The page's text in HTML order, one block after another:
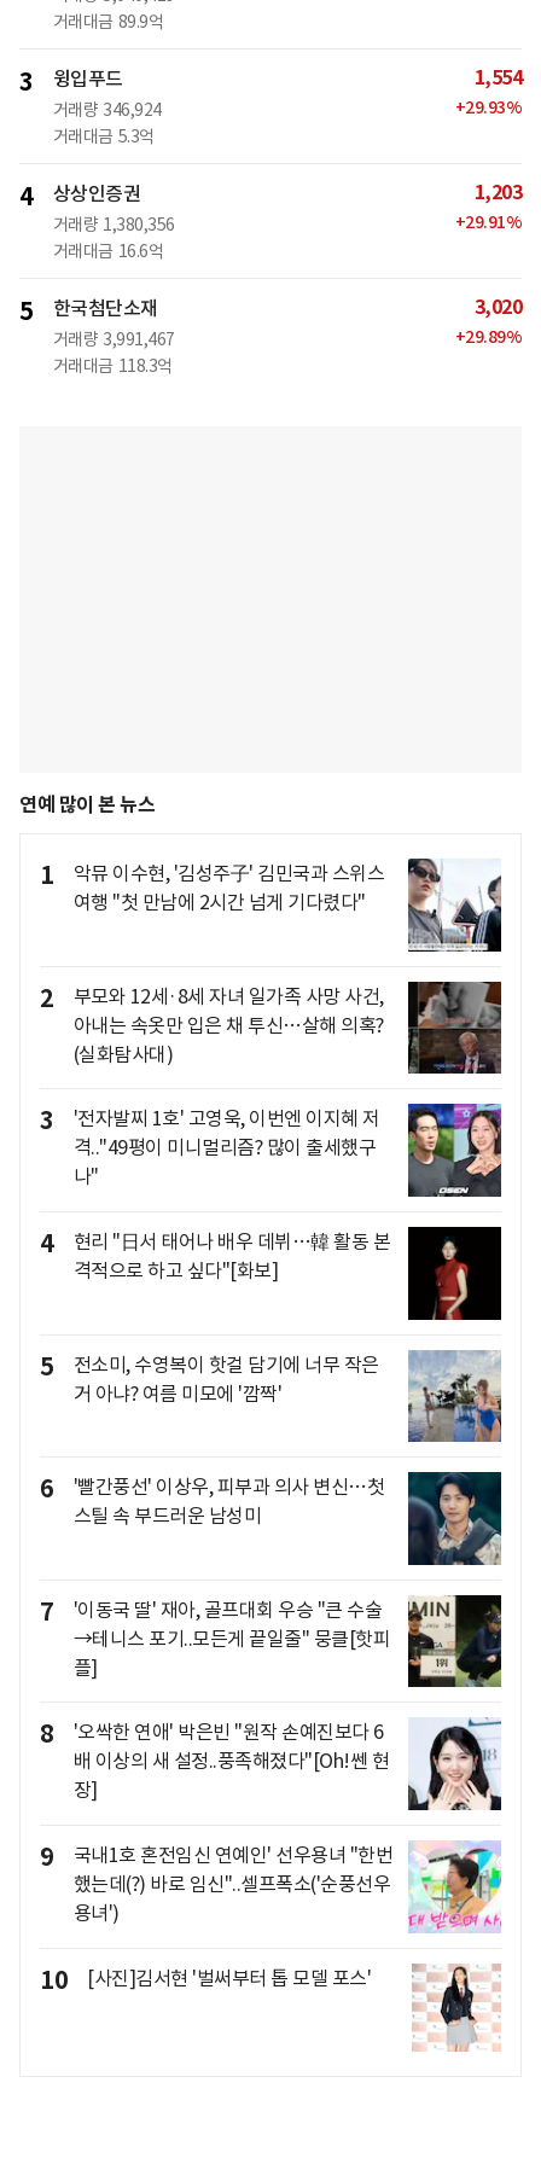
거래대금 89.9억
3 윙입푸드
거래량 346,924
거래대금 5.3억
1,554
+29.93%
4 상상인증권
거래량 1,380,356
거래대금 16.6억
1,203
+29.91%
5 한국첨단소재
거래량 3,991,467
거래대금 118.3억
3,020
+29.89%
연예 많이 본 뉴스
1
악뮤 이수현, '김성주子' 김민국과 스위스
여행 "첫 만남에 2시간 넘게 기다렸다"
2
부모와 12세·8세 자녀 일가족 사망 사건,
아내는 속옷만 입은 채 투신…살해 의혹?
(실화탐사대)
3
'전자발찌 1호' 고영욱, 이번엔 이지혜 저
격.."49평이 미니멀리즘? 많이 출세했구
나"
4
현리 "日서 태어나 배우 데뷔…韓 활동 본
격적으로 하고 싶다"[화보]
5
전소미, 수영복이 핫걸 담기에 너무 작은
거 아냐? 여름 미모에 '깜짝'
6
'빨간풍선' 이상우, 피부과 의사 변신…첫
스틸 속 부드러운 남성미
7
'이동국 딸' 재아, 골프대회 우승 "큰 수술
→테니스 포기..모든게 끝일줄" 뭉클[핫피
플]
8
'오싹한 연애' 박은빈 "원작 손예진보다 6
배 이상의 새 설정..풍족해졌다"[Oh!쎈 현
장]
9
국내1호 혼전임신 연예인' 선우용녀 "한번
했는데(?) 바로 임신"..셀프폭소('순풍선우
용녀')
10 [사진]김서현 '벌써부터 톱 모델 포스'